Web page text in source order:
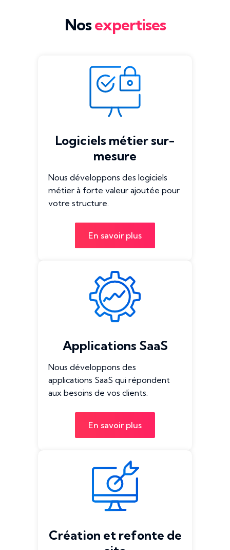
Nosexpertises
Logiciels métier sur-
mesure
Nous développons des logiciels
métier à forte valeur ajoutée pour
votre structure.
En savoir plus
Applications SaaS
Nous développons des
applications SaaS qui répondent
aux besoins de vos clients.
En savoir plus
Création et refonte de